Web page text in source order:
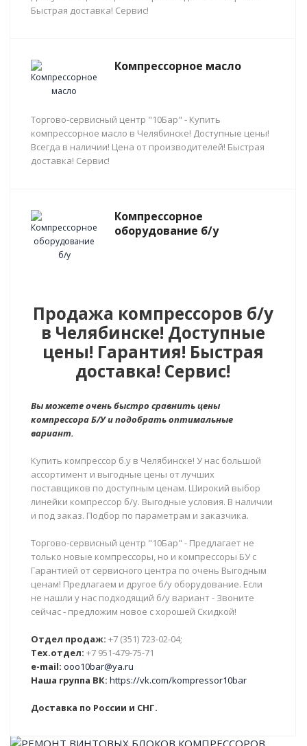
Быстрая доставка! Сервис!
Компрессорное масло
Торгово-сервисный центр "10Бар" - Купить
компрессорное масло в Челябинске! Доступные цены!
Всегда в наличии! Цена от производителей! Быстрая
доставка! Сервис!
Компрессорное
оборудование б/у
Продажа компрессоров б/у
в Челябинске! Доступные
цены! Гарантия! Быстрая
доставка! Сервис!
Вы можете очень быстро сравнить цены
компрессора Б/У и подобрать оптимальные
вариант.
Купить компрессор б.у в Челябинске! У нас большой
ассортимент и выгодные цены от лучших
поставщиков по доступным ценам. Широкий выбор
линейки компрессор б/у. Выгодные условия. В наличии
и под заказ. Подбор по параметрам и заказчика.
Торгово-сервисный центр "10Бар" - Предлагает не
только новые компрессоры, но и компрессоры БУ с
Гарантией от сервисного центра по очень Выгодным
ценам! Предлагаем и другое б/у оборудование. Если
не нашли у нас подходящий б/у вариант - Звоните
сейчас - предложим новое с хорошей Скидкой!
Отдел продаж: +7 (351) 723-02-04;
Тех.отдел: +7 951-479-75-71
e-mail: ooo10bar@ya.ru
Наша группа ВК: https://vk.com/kompressor10bar
Доставка по России и СНГ.